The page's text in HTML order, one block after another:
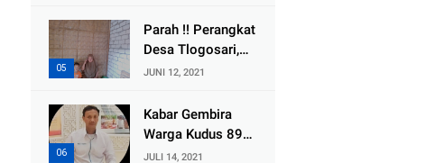
Selewengkan
Bantuan Mushola
Bersedia Bugil
Parah !! Perangkat
Desa Tlogosari,
Kecamatan
Embat Dana Bedah
Rumah dari
JUNI 12, 2021
Kabar Gembira
Warga Kudus 89
Persen RT di
JULI 14, 2021